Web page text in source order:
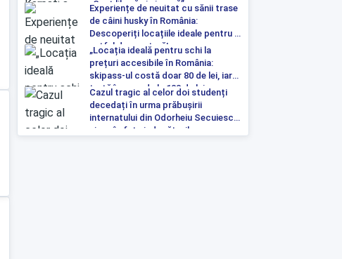
„Sunt liberă și singură”
Experiențe de neuitat cu sănii trase
de câini husky în România:
Descoperiți locațiile ideale pentru o
astfel de aventură!
„Locația ideală pentru schi la
prețuri accesibile în România:
skipass-ul costă doar 80 de lei, iar
tartă începe de la 100 de lei pe
noapte”
Cazul tragic al celor doi studenți
decedați în urma prăbușirii
internatului din Odorheiu Secuiesc a
ajuns în fața judecătorilor